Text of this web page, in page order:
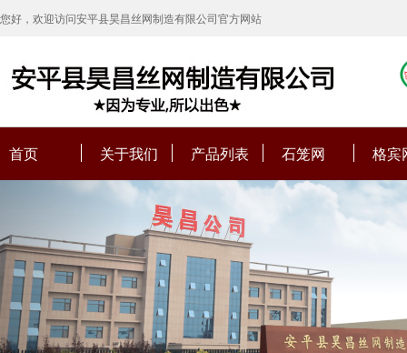
您好，欢迎访问安平县昊昌丝网制造有限公司官方网站
首页 关于我们 产品列表 石笼网 格宾
Previous